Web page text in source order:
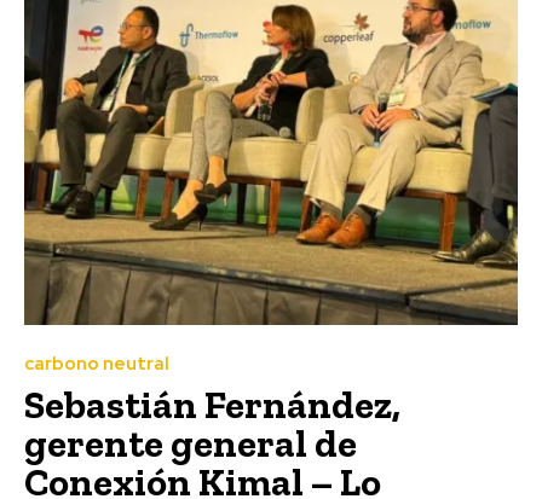
carbono neutral
Sebastián Fernández,
gerente general de
Conexión Kimal – Lo